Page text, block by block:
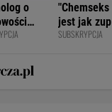
o
niczego
"Chemseks
jest jak
Nażresz
SUBSKRYPCJA